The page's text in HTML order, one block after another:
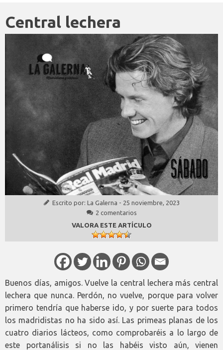
Central lechera
Escrito por: La Galerna - 25 noviembre, 2023
2 comentarios
VALORA ESTE ARTÍCULO
Buenos días, amigos. Vuelve la central lechera más central
lechera que nunca. Perdón, no vuelve, porque para volver
primero tendría que haberse ido, y por suerte para todos
los madridistas no ha sido así. Las primeas planas de los
cuatro diarios lácteos, como comprobaréis a lo largo de
este portanálisis si no las habéis visto aún, vienen